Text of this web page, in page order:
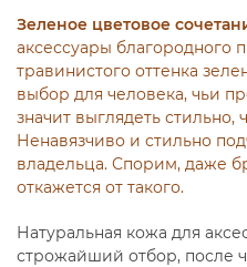
Зеленое цветовое
аксессуары благородного
травинистого оттенка
выбор для человека, чьи
значит выглядеть стильно,
Ненавязчиво и стильно
владельца. Спорим, даже
откажется от такого.
Натуральная кожа для
строжайший отбор, после